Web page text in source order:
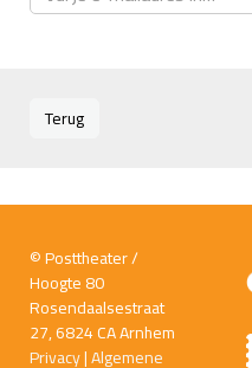
Terug
© Posttheater /
Hoogte 80
Rosendaalsestraat
27, 6824 CA Arnhem
Privacy|Algemene